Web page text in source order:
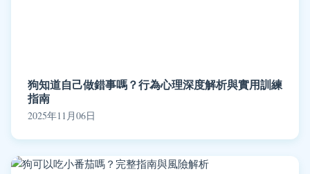
狗知道自己做錯事嗎？行為心理深度解析與實用訓練
指南
2025年11月06日